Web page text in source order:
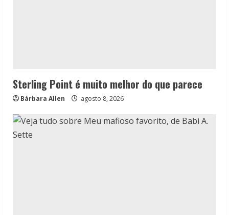
Sterling Point é muito melhor do que parece
Bárbara Allen agosto 8, 2026